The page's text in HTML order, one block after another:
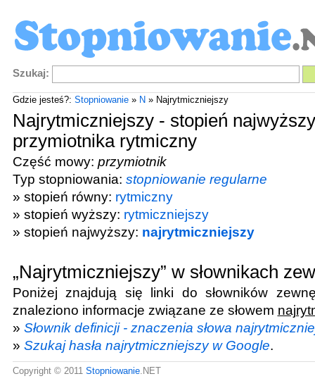
Szukaj:
Gdzie jesteś?: Stopniowanie» N » Najrytmiczniejszy
Najrytmiczniejszy - stopień
przymiotnika rytmiczny
Część mowy: przymiotnik
Typ stopniowania: stopniowanie regularne
» stopień równy: rytmiczny
» stopień wyższy: rytmiczniejszy
» stopień najwyższy: najrytmiczniejszy
„Najrytmiczniejszy” w słownikach
Poniżej znajdują się linki do słowników
znaleziono informacje związane ze słowem
» Słownik definicji - znaczenia słowa
» Szukaj hasła najrytmiczniejszy w Google.
Copyright © 2011 Stopniowanie.NET